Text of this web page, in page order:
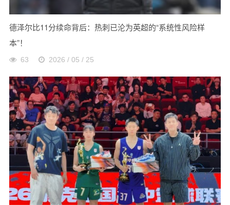
德泽尔比11分续命背后：热刺已沦为英超的“系统性风险样
本”！
63 2026 / 05 / 25